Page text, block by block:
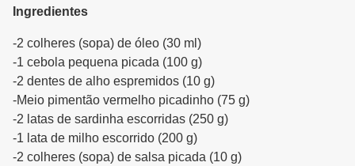
Ingredientes
-2 colheres (sopa) de óleo (30 ml)
-1 cebola pequena picada (100 g)
-2 dentes de alho espremidos (10 g)
-Meio pimentão vermelho picadinho (75 g)
-2 latas de sardinha escorridas (250 g)
-1 lata de milho escorrido (200 g)
-2 colheres (sopa) de salsa picada (10 g)